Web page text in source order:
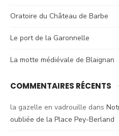
Oratoire du Château de Barbe
Le port de la Garonnelle
La motte médiévale de Blaignan
COMMENTAIRES RÉCENTS
la gazelle en vadrouille dans
oubliée de la Place Pey-Berland